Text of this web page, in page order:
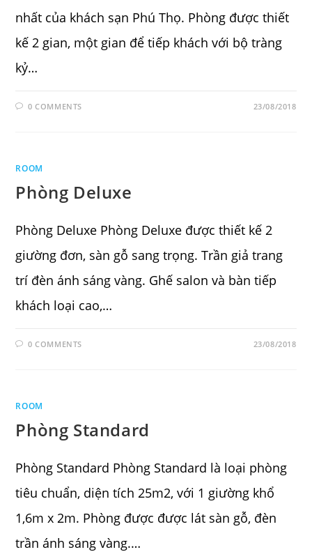
nhất của khách sạn Phú Thọ. Phòng được thiết
kế 2 gian, một gian để tiếp khách với bộ tràng
kỷ…
0 COMMENTS 23/08/2018
ROOM
Phòng Deluxe
Phòng Deluxe Phòng Deluxe được thiết kế 2
giường đơn, sàn gỗ sang trọng. Trần giả trang
trí đèn ánh sáng vàng. Ghế salon và bàn tiếp
khách loại cao,…
0 COMMENTS 23/08/2018
ROOM
Phòng Standard
Phòng Standard Phòng Standard là loại phòng
tiêu chuẩn, diện tích 25m2, với 1 giường khổ
1,6m x 2m. Phòng được được lát sàn gỗ, đèn
trần ánh sáng vàng.…